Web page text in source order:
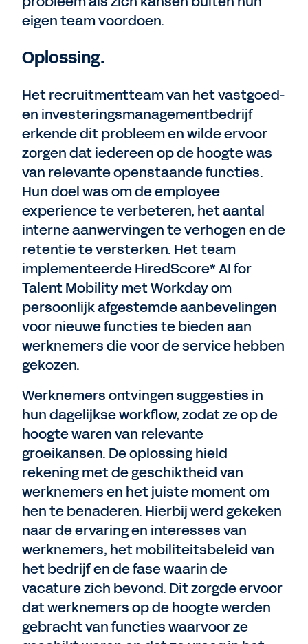
eigen team voordoen.
Oplossing.
Het recruitmentteam van het vastgoed-
en investeringsmanagementbedrijf
erkende dit probleem en wilde ervoor
zorgen dat iedereen op de hoogte was
van relevante openstaande functies.
Hun doel was om de employee
experience te verbeteren, het aantal
interne aanwervingen te verhogen en de
retentie te versterken. Het team
implementeerde HiredScore* AI for
Talent Mobility met Workday om
persoonlijk afgestemde aanbevelingen
voor nieuwe functies te bieden aan
werknemers die voor de service hebben
gekozen.
Werknemers ontvingen suggesties in
hun dagelijkse workflow, zodat ze op de
hoogte waren van relevante
groeikansen. De oplossing hield
rekening met de geschiktheid van
werknemers en het juiste moment om
hen te benaderen. Hierbij werd gekeken
naar de ervaring en interesses van
werknemers, het mobiliteitsbeleid van
het bedrijf en de fase waarin de
vacature zich bevond. Dit zorgde ervoor
dat werknemers op de hoogte werden
gebracht van functies waarvoor ze